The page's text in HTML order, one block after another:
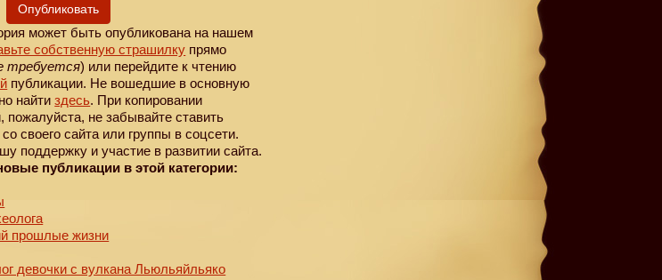
Опубликовать
может быть опубликована на нашем
собственную страшилку прямо
требуется) или перейдите к чтению
публикации. Не вошедшие в основную
найтиздесь. При копировании
пожалуйста, не забывайте ставить
своего сайта или группы в соцсети.
поддержку и участие в развитии сайта.
публикации в этой категории:
прошлые жизни
девочки с вулкана Льюльяйльяко